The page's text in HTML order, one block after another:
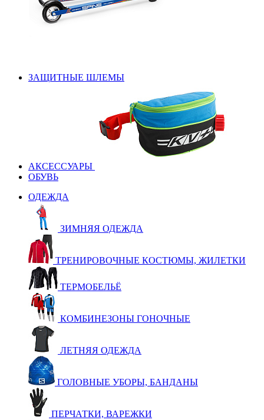
ЗАЩИТНЫЕ ШЛЕМЫ
АКСЕССУАРЫ
ОБУВЬ
ОДЕЖДА
ЗИМНЯЯ ОДЕЖДА
ТРЕНИРОВОЧНЫЕ КОСТЮМЫ, ЖИЛЕТКИ
ТЕРМОБЕЛЬЁ
КОМБИНЕЗОНЫ ГОНОЧНЫЕ
ЛЕТНЯЯ ОДЕЖДА
ГОЛОВНЫЕ УБОРЫ, БАНДАНЫ
ПЕРЧАТКИ, ВАРЕЖКИ